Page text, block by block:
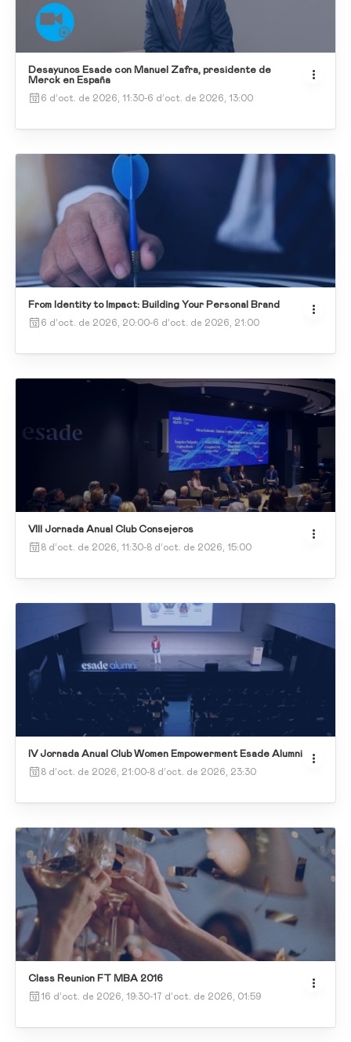
Desayunos Esade con Manuel Zafra, presidente de
Merck en España
6 d’oct. de 2026, 11:30-6 d’oct. de 2026, 13:00
From Identity to Impact: Building Your Personal Brand
6 d’oct. de 2026, 20:00-6 d’oct. de 2026, 21:00
VIII Jornada Anual Club Consejeros
8 d’oct. de 2026, 11:30-8 d’oct. de 2026, 15:00
IV Jornada Anual Club Women Empowerment Esade Alumni
8 d’oct. de 2026, 21:00-8 d’oct. de 2026, 23:30
Class Reunion FT MBA 2016
16 d’oct. de 2026, 19:30-17 d’oct. de 2026, 01:59